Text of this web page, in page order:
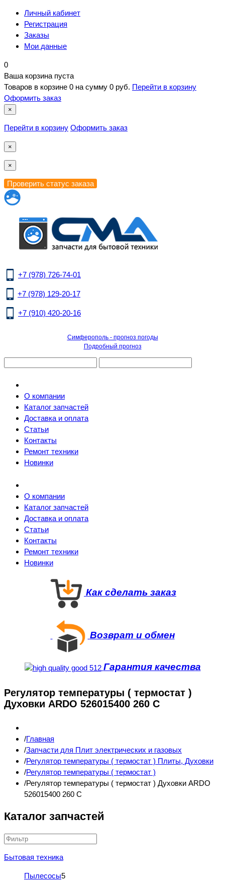
Личный кабинет
Регистрация
Заказы
Мои данные
0
Ваша корзина пуста
Товаров в корзине 0 на сумму 0 руб. Перейти в корзину
Оформить заказ
×
Перейти в корзину Оформить заказ
×
×
+7 (978) 726-74-01
+7 (978) 129-20-17
+7 (910) 420-20-16
Симферополь - прогноз погоды
Подробный прогноз
О компании
Каталог запчастей
Доставка и оплата
Статьи
Контакты
Ремонт техники
Новинки
О компании
Каталог запчастей
Доставка и оплата
Статьи
Контакты
Ремонт техники
Новинки
Как сделать заказ
Возврат и обмен
Гарантия качества
Регулятор температуры ( термостат )
Духовки ARDO 526015400 260 C
Главная
Запчасти для Плит электрических и газовых
Регулятор температуры ( термостат ) Плиты, Духовки
Регулятор температуры ( термостат )
Регулятор температуры ( термостат ) Духовки ARDO
526015400 260 C
Каталог запчастей
Бытовая техника
Пылесосы5